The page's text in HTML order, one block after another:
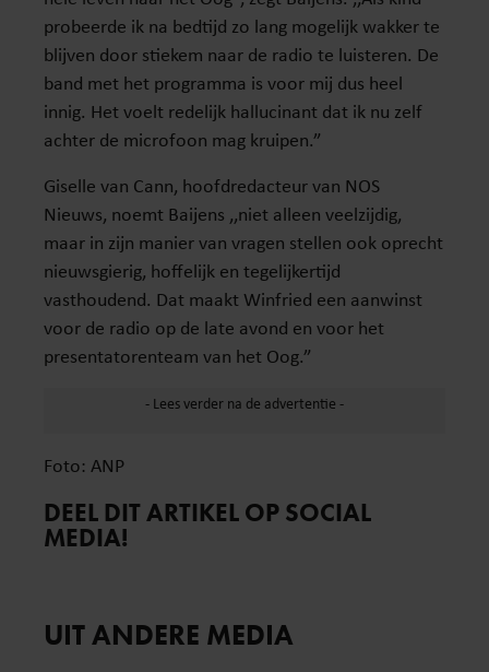
probeerde ik na bedtijd zo lang mogelijk wakker te
blijven door stiekem naar de radio te luisteren. De
band met het programma is voor mij dus heel
innig. Het voelt redelijk hallucinant dat ik nu zelf
achter de microfoon mag kruipen.”
Giselle van Cann, hoofdredacteur van NOS
Nieuws, noemt Baijens ,,niet alleen veelzijdig,
maar in zijn manier van vragen stellen ook oprecht
nieuwsgierig, hoffelijk en tegelijkertijd
vasthoudend. Dat maakt Winfried een aanwinst
voor de radio op de late avond en voor het
presentatorenteam van het Oog.”
Foto: ANP
DEEL DIT ARTIKEL OP SOCIAL
MEDIA!
UIT ANDERE MEDIA